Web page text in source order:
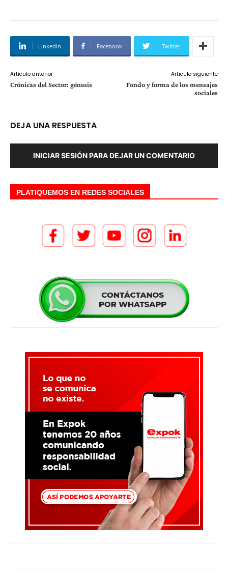
Linkedin Facebook Twitter
Artículo anterior
Crónicas del Sector: génesis
Artículo siguiente
Fondo y forma de los mensajes
sociales
DEJA UNA RESPUESTA
INICIAR SESIÓN PARA DEJAR UN COMENTARIO
PLATIQUEMOS EN REDES SOCIALES